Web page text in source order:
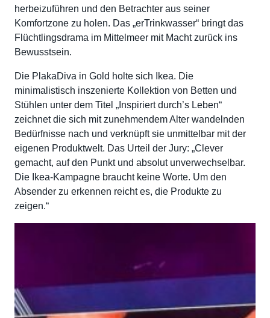
herbeizuführen und den Betrachter aus seiner
Komfortzone zu holen. Das „erTrinkwasser“ bringt das
Flüchtlingsdrama im Mittelmeer mit Macht zurück ins
Bewusstsein.
Die PlakaDiva in Gold holte sich Ikea. Die
minimalistisch inszenierte Kollektion von Betten und
Stühlen unter dem Titel „Inspiriert durch’s Leben“
zeichnet die sich mit zunehmendem Alter wandelnden
Bedürfnisse nach und verknüpft sie unmittelbar mit der
eigenen Produktwelt. Das Urteil der Jury: „Clever
gemacht, auf den Punkt und absolut unverwechselbar.
Die Ikea-Kampagne braucht keine Worte. Um den
Absender zu erkennen reicht es, die Produkte zu
zeigen.“